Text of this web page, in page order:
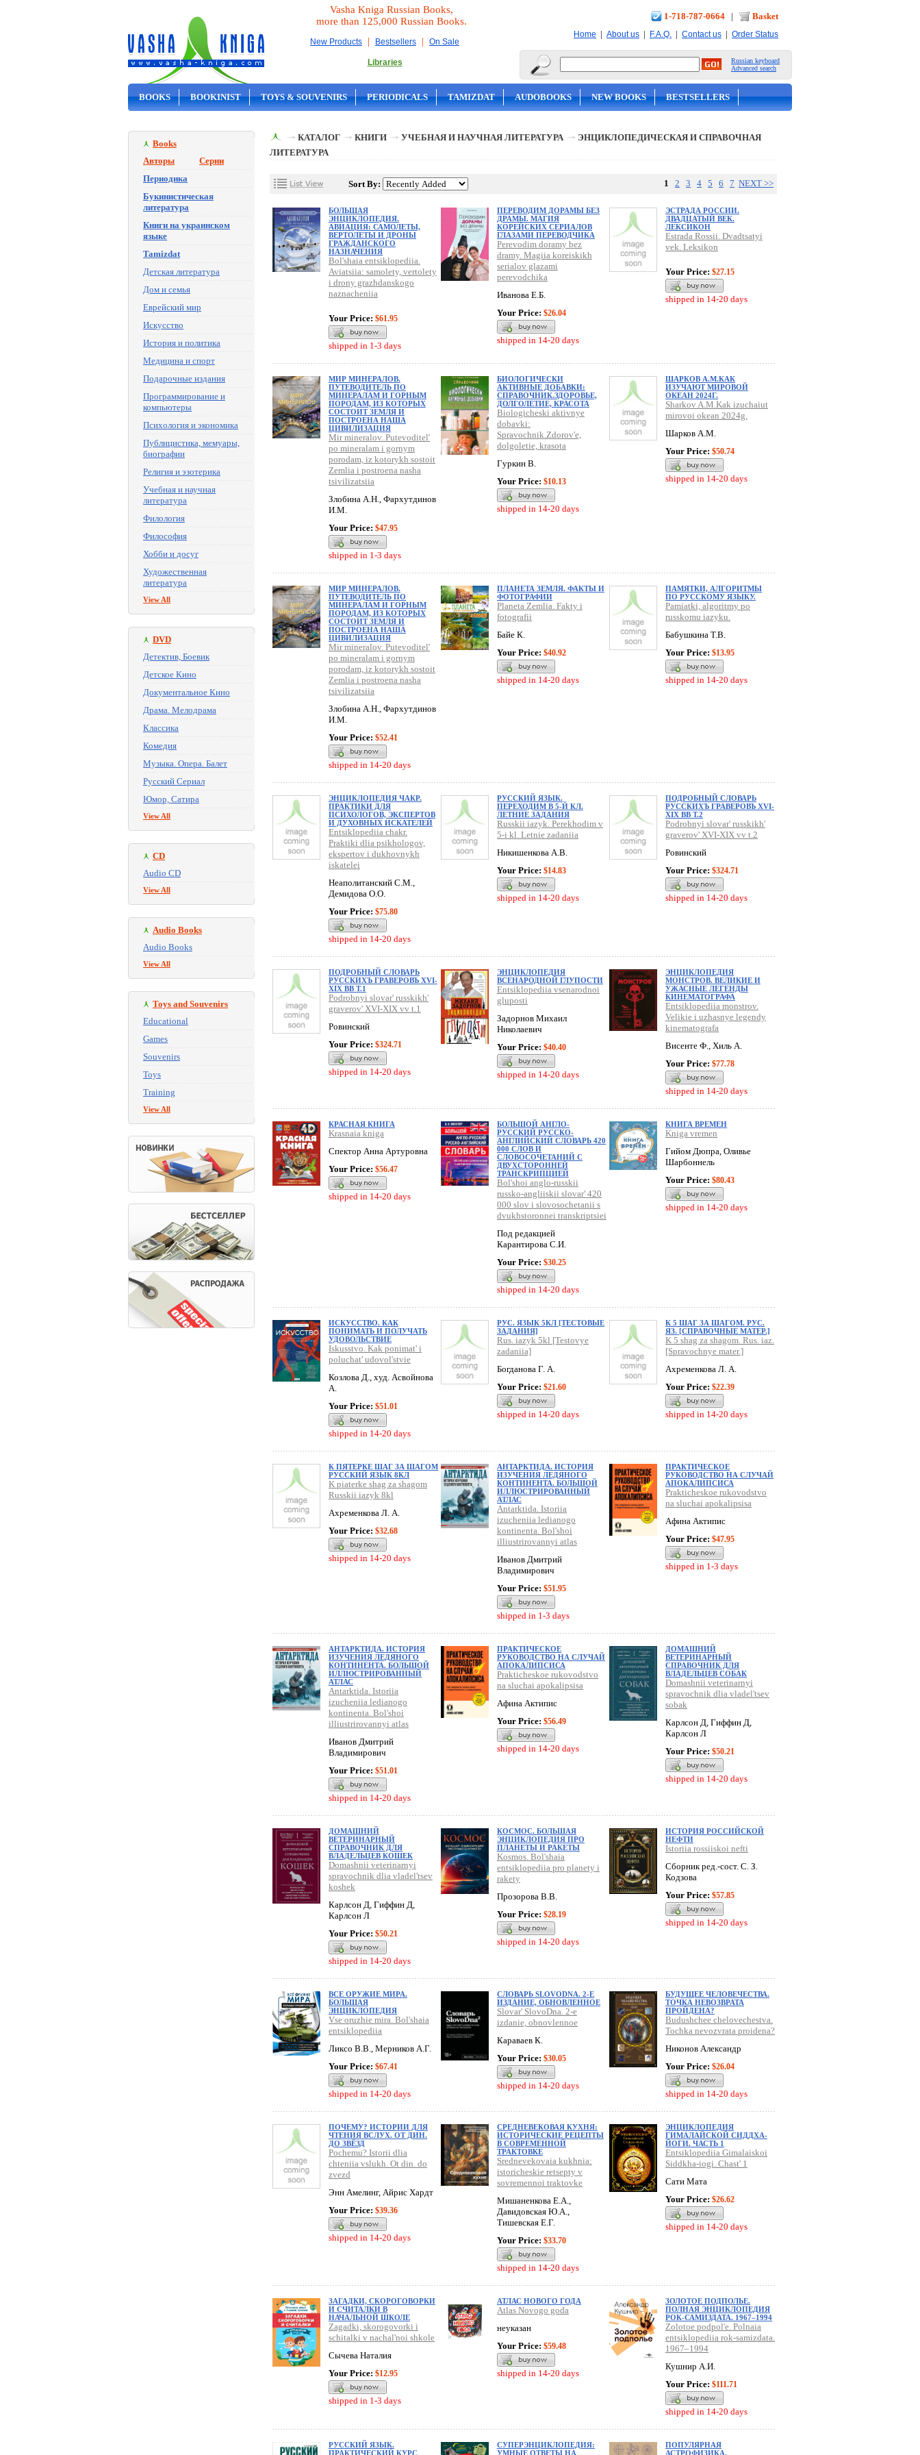
Vasha Kniga Russian Books,
more than 125,000 Russian Books.
New Products | Bestsellers | On Sale
Libraries
1-718-787-0664 | Basket
Home | About us | F.A.Q. | Contact us | Order Status
Russian keyboard
Advanced search
BOOKS BOOKINIST TOYS & SOUVENIRS PERIODICALS TAMIZDAT AUDOBOOKS NEW BOOKS BESTSELLERS
Books
Авторы
Серии
Периодика
Букинистическая
литература
Книги на украинском
языке
Tamizdat
Детская литература
Дом и семья
Еврейский мир
Искусство
История и политика
Медицина и спорт
Подарочные издания
Программирование и
компьютеры
Психология и экономика
Публицистика, мемуары,
биографии
Религия и эзотерика
Учебная и научная
литература
Филология
Философия
Хобби и досуг
Художественная
литература
View All
DVD
Детектив, Боевик
Детское Кино
Документальное Кино
Драма. Мелодрама
Классика
Комедия
Музыка. Опера. Балет
Русский Сериал
Юмор, Сатира
View All
CD
Audio CD
View All
Audio Books
Audio Books
View All
Toys and Souvenirs
Educational
Games
Souvenirs
Toys
Training
View All
КАТАЛОГ КНИГИ УЧЕБНАЯ И НАУЧНАЯ ЛИТЕРАТУРА
ЭНЦИКЛОПЕДИЧЕСКАЯ И СПРАВОЧНАЯ
ЛИТЕРАТУРА
Sort By: 1 2 3 4 5 6 7 NEXT >>
БОЛЬШАЯ
ЭНЦИКЛОПЕДИЯ.
АВИАЦИЯ: САМОЛЕТЫ,
ВЕРТОЛЕТЫ И ДРОНЫ
ГРАЖДАНСКОГО
НАЗНАЧЕНИЯ
Bol'shaia entsiklopediia.
Aviatsiia: samolety, vertolety
i drony grazhdanskogo
naznacheniia
Your Price: $61.95
shipped in 1-3 days
ПЕРЕВОДИМ ДОРАМЫ БЕЗ
ДРАМЫ. МАГИЯ
КОРЕЙСКИХ СЕРИАЛОВ
ГЛАЗАМИ ПЕРЕВОДЧИКА
Perevodim doramy bez
dramy. Magiia koreiskikh
serialov glazami
perevodchika
Иванова Е.Б.
Your Price: $26.04
shipped in 14-20 days
ЭСТРАДА РОССИИ.
ДВАДЦАТЫЙ ВЕК.
ЛЕКСИКОН
Estrada Rossii. Dvadtsatyi
vek. Leksikon
Your Price: $27.15
shipped in 14-20 days
МИР МИНЕРАЛОВ.
ПУТЕВОДИТЕЛЬ ПО
МИНЕРАЛАМ И ГОРНЫМ
ПОРОДАМ, ИЗ КОТОРЫХ
СОСТОИТ ЗЕМЛЯ И
ПОСТРОЕНА НАША
ЦИВИЛИЗАЦИЯ
Mir mineralov. Putevoditel'
po mineralam i gornym
porodam, iz kotorykh sostoit
Zemlia i postroena nasha
tsivilizatsiia
Злобина А.Н., Фархутдинов
И.М.
Your Price: $47.95
shipped in 1-3 days
БИОЛОГИЧЕСКИ
АКТИВНЫЕ ДОБАВКИ:
СПРАВОЧНИК.ЗДОРОВЬЕ,
ДОЛГОЛЕТИЕ, КРАСОТА
Biologicheski aktivnye
dobavki:
Spravochnik.Zdorov'e,
dolgoletie, krasota
Гуркин В.
Your Price: $10.13
shipped in 14-20 days
ШАРКОВ А.М.КАК
ИЗУЧАЮТ МИРОВОЙ
ОКЕАН 2024Г.
Sharkov A.M.Kak izuchaiut
mirovoi okean 2024g.
Шарков А.М.
Your Price: $50.74
shipped in 14-20 days
МИР МИНЕРАЛОВ.
ПУТЕВОДИТЕЛЬ ПО
МИНЕРАЛАМ И ГОРНЫМ
ПОРОДАМ, ИЗ КОТОРЫХ
СОСТОИТ ЗЕМЛЯ И
ПОСТРОЕНА НАША
ЦИВИЛИЗАЦИЯ
Mir mineralov. Putevoditel'
po mineralam i gornym
porodam, iz kotorykh sostoit
Zemlia i postroena nasha
tsivilizatsiia
Злобина А.Н., Фархутдинов
И.М.
Your Price: $52.41
shipped in 14-20 days
ПЛАНЕТА ЗЕМЛЯ. ФАКТЫ И
ФОТОГРАФИИ
Planeta Zemlia. Fakty i
fotografii
Байе К.
Your Price: $40.92
shipped in 14-20 days
ПАМЯТКИ, АЛГОРИТМЫ
ПО РУССКОМУ ЯЗЫКУ.
Pamiatki, algoritmy po
russkomu iazyku.
Бабушкина Т.В.
Your Price: $13.95
shipped in 14-20 days
ЭНЦИКЛОПЕДИЯ ЧАКР.
ПРАКТИКИ ДЛЯ
ПСИХОЛОГОВ, ЭКСПЕРТОВ
И ДУХОВНЫХ ИСКАТЕЛЕЙ
Entsiklopediia chakr.
Praktiki dlia psikhologov,
ekspertov i dukhovnykh
iskatelei
Неаполитанский С.М.,
Демидова О.О.
Your Price: $75.80
shipped in 14-20 days
РУССКИЙ ЯЗЫК.
ПЕРЕХОДИМ В 5-Й КЛ.
ЛЕТНИЕ ЗАДАНИЯ
Russkii iazyk. Perekhodim v
5-i kl. Letnie zadaniia
Никишенкова А.В.
Your Price: $14.83
shipped in 14-20 days
ПОДРОБНЫЙ СЛОВАРЬ
РУССКИХЪ ГРАВЕРОВЪ XVI-
XIX ВВ Т.2
Podrobnyi slovar' russkikh'
graverov' XVI-XIX vv t.2
Ровинский
Your Price: $324.71
shipped in 14-20 days
ПОДРОБНЫЙ СЛОВАРЬ
РУССКИХЪ ГРАВЕРОВЪ XVI-
XIX ВВ Т.1
Podrobnyi slovar' russkikh'
graverov' XVI-XIX vv t.1
Ровинский
Your Price: $324.71
shipped in 14-20 days
ЭНЦИКЛОПЕДИЯ
ВСЕНАРОДНОЙ ГЛУПОСТИ
Entsiklopediia vsenarodnoi
gluposti
Задорнов Михаил
Николаевич
Your Price: $40.40
shipped in 14-20 days
ЭНЦИКЛОПЕДИЯ
МОНСТРОВ. ВЕЛИКИЕ И
УЖАСНЫЕ ЛЕГЕНДЫ
КИНЕМАТОГРАФА
Entsiklopediia monstrov.
Velikie i uzhasnye legendy
kinematografa
Висенте Ф., Хиль А.
Your Price: $77.78
shipped in 14-20 days
КРАСНАЯ КНИГА
Krasnaia kniga
Спектор Анна Артуровна
Your Price: $56.47
shipped in 14-20 days
БОЛЬШОЙ АНГЛО-
РУССКИЙ РУССКО-
АНГЛИЙСКИЙ СЛОВАРЬ 420
000 СЛОВ И
СЛОВОСОЧЕТАНИЙ С
ДВУХСТОРОННЕЙ
ТРАНСКРИПЦИЕЙ
Bol'shoi anglo-russkii
russko-angliiskii slovar' 420
000 slov i slovosochetanii s
dvukhstoronnei transkriptsiei
Под редакцией
Карантирова С.И.
Your Price: $30.25
shipped in 14-20 days
КНИГА ВРЕМЕН
Kniga vremen
Гийом Дюпра, Оливье
Шарбоннель
Your Price: $80.43
shipped in 14-20 days
ИСКУССТВО. КАК
ПОНИМАТЬ И ПОЛУЧАТЬ
УДОВОЛЬСТВИЕ
Iskusstvo. Kak ponimat' i
poluchat' udovol'stvie
Козлова Д., худ. Асвойнова
А.
Your Price: $51.01
shipped in 14-20 days
РУС. ЯЗЫК 5КЛ [ТЕСТОВЫЕ
ЗАДАНИЯ]
Rus. iazyk 5kl [Testovye
zadaniia]
Богданова Г. А.
Your Price: $21.60
shipped in 14-20 days
К 5 ШАГ ЗА ШАГОМ. РУС.
ЯЗ. [СПРАВОЧНЫЕ МАТЕР.]
K 5 shag za shagom. Rus. iaz.
[Spravochnye mater.]
Ахременкова Л. А.
Your Price: $22.39
shipped in 14-20 days
К ПЯТЕРКЕ ШАГ ЗА ШАГОМ
РУССКИЙ ЯЗЫК 8КЛ
K piaterke shag za shagom
Russkii iazyk 8kl
Ахременкова Л. А.
Your Price: $32.68
shipped in 14-20 days
АНТАРКТИДА. ИСТОРИЯ
ИЗУЧЕНИЯ ЛЕДЯНОГО
КОНТИНЕНТА. БОЛЬШОЙ
ИЛЛЮСТРИРОВАННЫЙ
АТЛАС
Antarktida. Istoriia
izucheniia ledianogo
kontinenta. Bol'shoi
illiustrirovannyi atlas
Иванов Дмитрий
Владимирович
Your Price: $51.95
shipped in 1-3 days
ПРАКТИЧЕСКОЕ
РУКОВОДСТВО НА СЛУЧАЙ
АПОКАЛИПСИСА
Prakticheskoe rukovodstvo
na sluchai apokalipsisa
Афина Актипис
Your Price: $47.95
shipped in 1-3 days
АНТАРКТИДА. ИСТОРИЯ
ИЗУЧЕНИЯ ЛЕДЯНОГО
КОНТИНЕНТА. БОЛЬШОЙ
ИЛЛЮСТРИРОВАННЫЙ
АТЛАС
Antarktida. Istoriia
izucheniia ledianogo
kontinenta. Bol'shoi
illiustrirovannyi atlas
Иванов Дмитрий
Владимирович
Your Price: $51.01
shipped in 14-20 days
ПРАКТИЧЕСКОЕ
РУКОВОДСТВО НА СЛУЧАЙ
АПОКАЛИПСИСА
Prakticheskoe rukovodstvo
na sluchai apokalipsisa
Афина Актипис
Your Price: $56.49
shipped in 14-20 days
ДОМАШНИЙ
ВЕТЕРИНАРНЫЙ
СПРАВОЧНИК ДЛЯ
ВЛАДЕЛЬЦЕВ СОБАК
Domashnii veterinarnyi
spravochnik dlia vladel'tsev
sobak
Карлсон Д, Гиффин Д,
Карлсон Л
Your Price: $50.21
shipped in 14-20 days
ДОМАШНИЙ
ВЕТЕРИНАРНЫЙ
СПРАВОЧНИК ДЛЯ
ВЛАДЕЛЬЦЕВ КОШЕК
Domashnii veterinarnyi
spravochnik dlia vladel'tsev
koshek
Карлсон Д, Гиффин Д,
Карлсон Л
Your Price: $50.21
shipped in 14-20 days
КОСМОС. БОЛЬШАЯ
ЭНЦИКЛОПЕДИЯ ПРО
ПЛАНЕТЫ И РАКЕТЫ
Kosmos. Bol'shaia
entsiklopediia pro planety i
rakety
Прозорова В.В.
Your Price: $28.19
shipped in 14-20 days
ИСТОРИЯ РОССИЙСКОЙ
НЕФТИ
Istoriia rossiiskoi nefti
Сборник ред.-сост. С. З.
Кодзова
Your Price: $57.85
shipped in 14-20 days
ВСЕ ОРУЖИЕ МИРА.
БОЛЬШАЯ
ЭНЦИКЛОПЕДИЯ
Vse oruzhie mira. Bol'shaia
entsiklopediia
Ликсо В.В., Мерников А.Г.
Your Price: $67.41
shipped in 14-20 days
СЛОВАРЬ SLOVODNA. 2-Е
ИЗДАНИЕ, ОБНОВЛЕННОЕ
Slovar' SlovoDna. 2-e
izdanie, obnovlennoe
Караваев К.
Your Price: $30.05
shipped in 14-20 days
БУДУЩЕЕ ЧЕЛОВЕЧЕСТВА.
ТОЧКА НЕВОЗВРАТА
ПРОЙДЕНА?
Budushchee chelovechestva.
Tochka nevozvrata proidena?
Никонов Александр
Your Price: $26.04
shipped in 14-20 days
ПОЧЕМУ? ИСТОРИИ ДЛЯ
ЧТЕНИЯ ВСЛУХ. ОТ ДИН.
ДО ЗВЁЗД
Pochemu? Istorii dlia
chteniia vslukh. Ot din. do
zvezd
Энн Амелинг, Айрис Хардт
Your Price: $39.36
shipped in 14-20 days
СРЕДНЕВЕКОВАЯ КУХНЯ:
ИСТОРИЧЕСКИЕ РЕЦЕПТЫ
В СОВРЕМЕННОЙ
ТРАКТОВКЕ
Srednevekovaia kukhnia:
istoricheskie retsepty v
sovremennoi traktovke
Мишаненкова Е.А.,
Давидовская Ю.А.,
Тишевская Е.Г.
Your Price: $33.70
shipped in 14-20 days
ЭНЦИКЛОПЕДИЯ
ГИМАЛАЙСКОЙ СИДДХА-
ЙОГИ. ЧАСТЬ 1
Entsiklopediia Gimalaiskoi
Siddkha-iogi. Chast' 1
Сати Мата
Your Price: $26.62
shipped in 14-20 days
ЗАГАДКИ, СКОРОГОВОРКИ
И СЧИТАЛКИ В
НАЧАЛЬНОЙ ШКОЛЕ
Zagadki, skorogovorki i
schitalki v nachal'noi shkole
Сычева Наталия
Your Price: $12.95
shipped in 1-3 days
АТЛАС НОВОГО ГОДА
Atlas Novogo goda
неуказан
Your Price: $59.48
shipped in 14-20 days
ЗОЛОТОЕ ПОДПОЛЬЕ.
ПОЛНАЯ ЭНЦИКЛОПЕДИЯ
РОК-САМИЗДАТА. 1967–1994
Zolotoe podpol'e. Polnaia
entsiklopediia rok-samizdata.
1967–1994
Кушнир А.И.
Your Price: $111.71
shipped in 14-20 days
РУССКИЙ ЯЗЫК.
ПРАКТИЧЕСКИЙ КУРС
СУПЕРЭНЦИКЛОПЕДИЯ:
УМНЫЕ ОТВЕТЫ НА
ПОПУЛЯРНАЯ
АСТРОФИЗИКА.